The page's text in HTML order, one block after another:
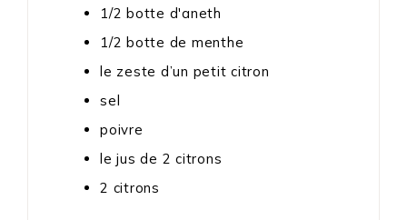
1/2 botte d'aneth
1/2 botte de menthe
le zeste d’un petit citron
sel
poivre
le jus de 2 citrons
2 citrons